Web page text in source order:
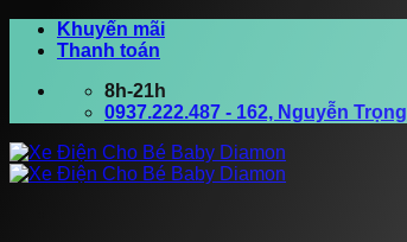
qua
dung
Khuyến mãi
Thanh toán
8h-21h
0937.222.487 - 162, Nguyễn